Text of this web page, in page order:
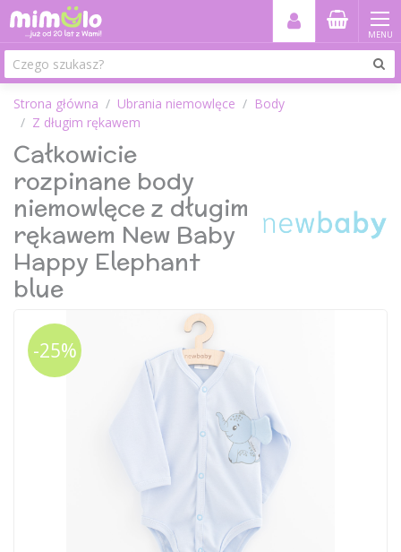
MENU
Strona główna Ubrania niemowlęce
Body
Z długim rękawem
Całkowicie
rozpinane body
niemowlęce z długim
rękawem New Baby
Happy Elephant
blue
-25%